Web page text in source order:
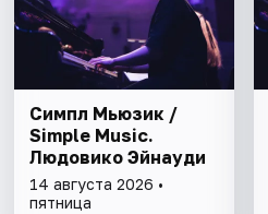
Симпл Мьюзик /
Simple Music.
Людовико Эйнауди
14 августа 2026 •
пятница